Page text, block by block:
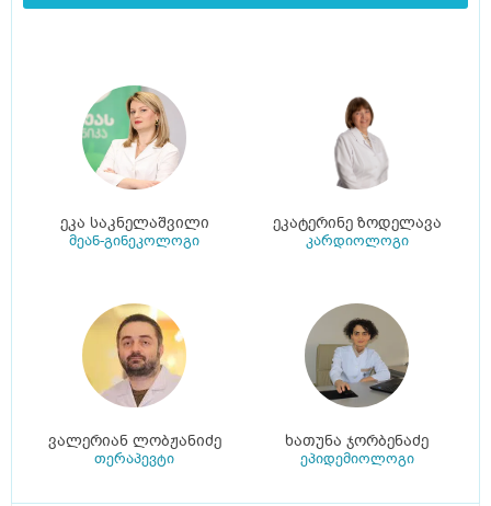
ეკა საკნელაშვილი
მეან-გინეკოლოგი
ეკატერინე ზოდელავა
კარდიოლოგი
ვალერიან ლობჟანიძე
თერაპევტი
ხათუნა ჯორბენაძე
ეპიდემიოლოგი